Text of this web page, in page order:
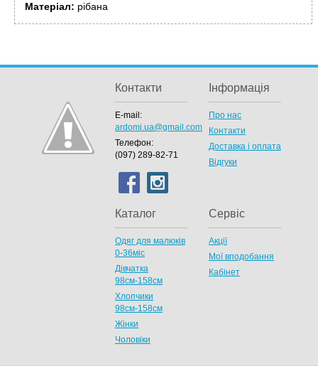
Матеріал: рібана
Контакти
E-mail:
ardomi.ua@gmail.com
Телефон:
(097) 289-82-71
Інформація
Про нас
Контакти
Доставка і оплата
Відгуки
Каталог
Одяг для малюків
0-36міс
Дівчатка
98cм-158см
Хлопчики
98см-158см
Жінки
Чоловіки
Сервіс
Акції
Мої вподобання
Кабінет